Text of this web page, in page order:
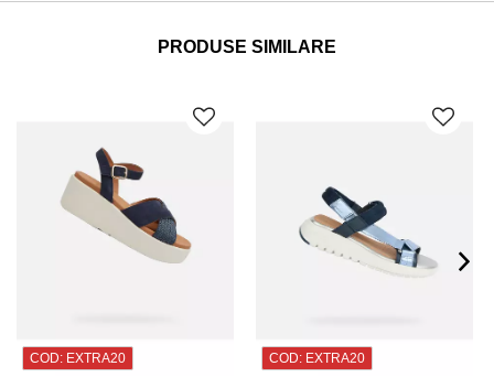
PRODUSE SIMILARE
COD: EXTRA20 COD: EXTRA20